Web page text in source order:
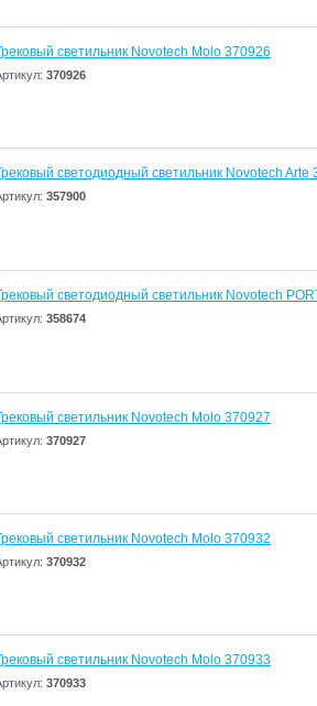
светильник Novotech Molo 370926
370926
светодиодный светильник Novotech Arte
357900
светодиодный светильник Novotech
358674
светильник Novotech Molo 370927
370927
светильник Novotech Molo 370932
370932
светильник Novotech Molo 370933
370933